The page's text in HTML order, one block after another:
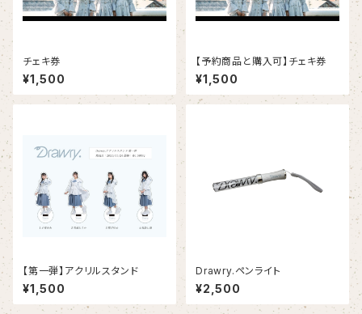
チェキ券
¥1,500
【予約商品と購入可】チェキ券
¥1,500
【第一弾】アクリルスタンド
¥1,500
Drawry.ペンライト
¥2,500